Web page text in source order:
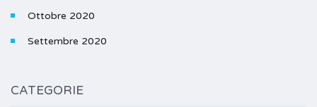
Ottobre 2020
Settembre 2020
CATEGORIE